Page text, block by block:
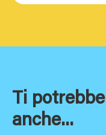
Ti
anche...